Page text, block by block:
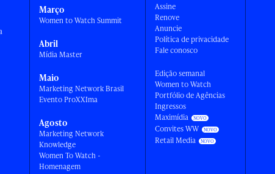
Março
Women to Watch Summit
Abril
Mídia Master
Maio
Marketing Network Brasil
Evento ProXXIma
Agosto
Marketing Network
Knowledge
Women To Watch -
Homenagem
Assine
Renove
Anuncie
Política de privacidade
Fale conosco
Edição semanal
Women to Watch
Portfólio de Agências
Ingressos
Maximídia
Convites WW
Retail Media